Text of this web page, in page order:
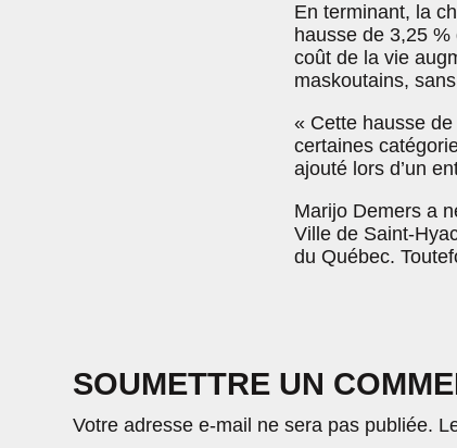
En terminant, la
hausse de 3,25
coût de la vie
maskoutains,
« Cette hausse
certaines
ajouté lors d’un
Marijo Demers a
Ville de Saint-
du Québec.
SOUMETTRE UN
Votre adresse e-mail ne sera pas publiée.